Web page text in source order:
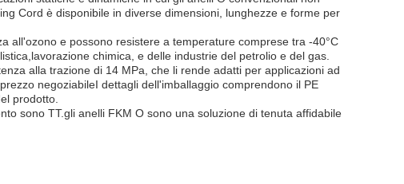
Cord è disponibile in diverse dimensioni, lunghezze e forme per
all'ozono e possono resistere a temperature comprese tra -40°C
chimica, e delle industrie del petrolio e del gas.
alla trazione di 14 MPa, che li rende adatti per applicazioni ad
negoziabileI dettagli dell'imballaggio comprendono il PE
prodotto.
sono TT.gli anelli FKM O sono una soluzione di tenuta affidabile